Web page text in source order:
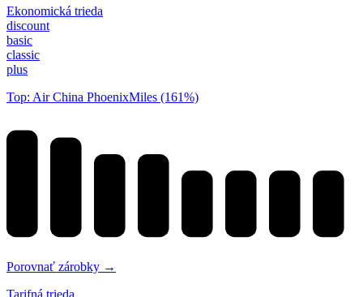
Ekonomická trieda
discount
basic
classic
plus
Top: Air China PhoenixMiles (161%)
Porovnať zárobky →
Tarifná trieda